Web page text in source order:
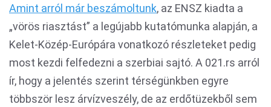
Amint arról már beszámoltunk, az ENSZ kiadta a
„vörös riasztást” a legújabb kutatómunka alapján, a
Kelet-Közép-Európára vonatkozó részleteket pedig
most kezdi felfedezni a szerbiai sajtó. A 021.rs arról
ír, hogy a jelentés szerint térségünkben egyre
többször lesz árvízveszély, de az erdőtüzekből sem